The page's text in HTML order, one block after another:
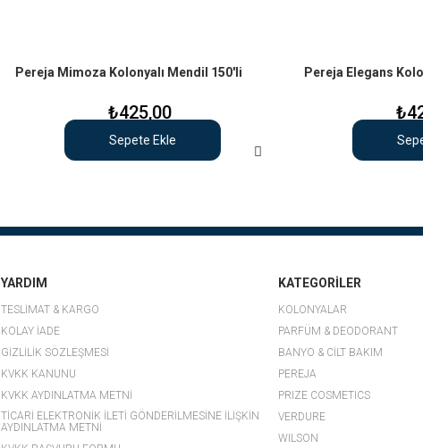
Pereja Mimoza Kolonyalı Mendil 150'li
₺425,00
Sepete Ekle
Pereja Elegans
YARDIM
TESLİMAT & KARGO
KOLAY İADE
GİZLİLİK SÖZLEŞMESİ
KVKK KANUNU
KVKK AYDINLATMA METNİ
TİCARİ ELEKTRONİK İLETİ GÖNDERİLMESİNE İLİŞKİN
AYDINLATMA METNİ
KATEGORİLER
KOLONYALAR
PARFÜM & DEODORANT
BANYO & CİLT BAKIM
PEREJA
PRIZE COSMETICS
VERDURE
WILSON